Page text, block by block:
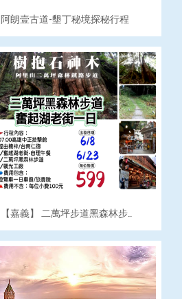
阿朗壹古道-墾丁秘境探秘行程
【嘉義】 二萬坪步道黑森林步..